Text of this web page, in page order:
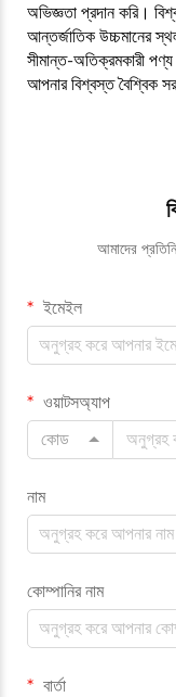
অভিজ্ঞতা প্রদান করি।
আন্তর্জাতিক উচ্চমানের
সীমান্ত-অতিক্রমকারী পণ্য
আপনার বিশ্বস্ত বৈশ্বিক
আমাদের
ইমেইল
ওয়াটসঅ্যাপ
কোড
নাম
কোম্পানির নাম
বার্তা